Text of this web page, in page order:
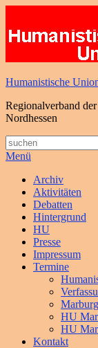
springen
Humanistische
Regionalverband
Nordhessen
Suche
nach:
Menü
Primäres
Menü
Archiv
Aktivitäten
Debatten
Hintergrund
HU
Presse
Impressum
Termine
HU
HU
Kontakt